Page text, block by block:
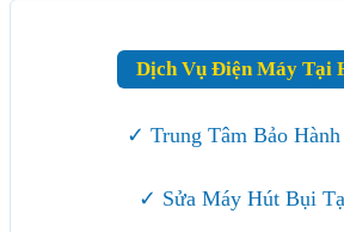
Dịch Vụ Điện Máy Tại
✓ Trung Tâm Bảo
✓ Sửa Máy Hút Bụi